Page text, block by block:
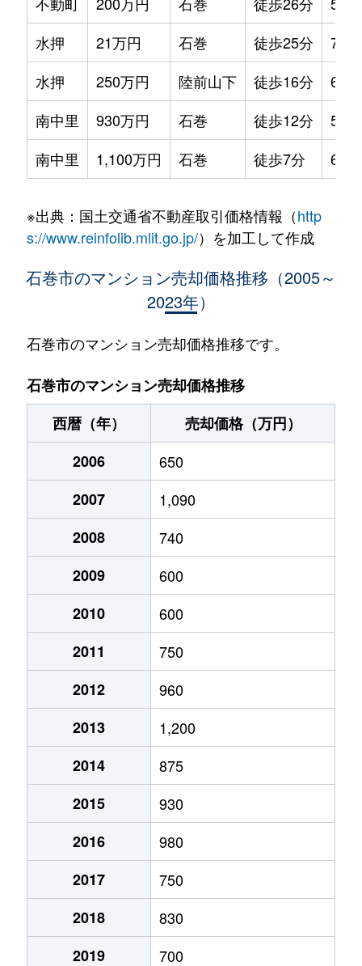
水押
21万円 石巻 徒歩25分
水押
250万円 陸前山下 徒歩16分
南中里
930万円 石巻 徒歩12分
南中里
1,100万円 石巻 徒歩7分
※出典：国土交通省不動産取引価格情報（http
s://www.reinfolib.mlit.go.jp/）を加工して作成
石巻市のマンション売却価格推移（2005～
2023年）
石巻市のマンション売却価格推移です。
石巻市のマンション売却価格推移
西暦（年）
売却価格（万円）
2006
650
2007
1,090
2008
740
2009
600
2010
600
2011
750
2012
960
2013
1,200
2014
875
2015
930
2016
980
2017
750
2018
830
2019
700